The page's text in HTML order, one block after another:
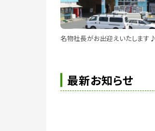
名物社長がお出迎えいたします♪
最新お知らせ